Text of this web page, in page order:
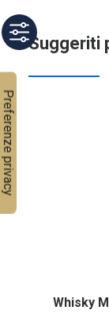
Suggeriti
Whisky